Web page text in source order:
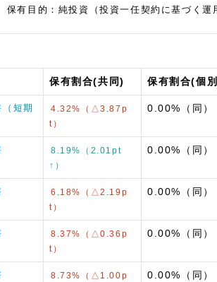
保有目的：純投資（投資一任契約に基づく運
保有割合(共同) 保有割合(個
短期
4.32%（△3.87p
t）
0.00%（同）
8.19%（2.01pt
↑）
0.00%（同）
6.18%（△2.19p
t）
0.00%（同）
8.37%（△0.36p
t）
0.00%（同）
8.73%（△1.00p
0.00%（同）